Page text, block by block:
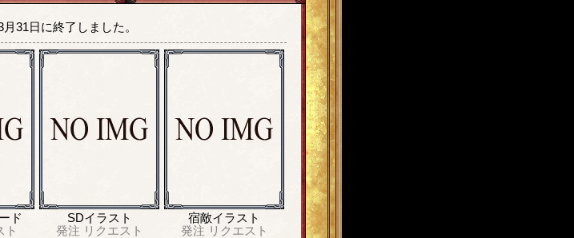
31日に終了しました。
ド
ト
SDイラスト
発注 リクエスト
宿敵イラスト
発注 リクエスト